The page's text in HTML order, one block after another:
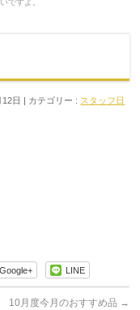
ですよ。
日 カテゴリー : スタッフ日
Google+ LINE
10月度今月のおすすめ品 →